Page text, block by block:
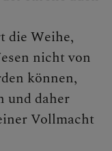
die Weihe,
nicht von
können,
und daher
Vollmacht